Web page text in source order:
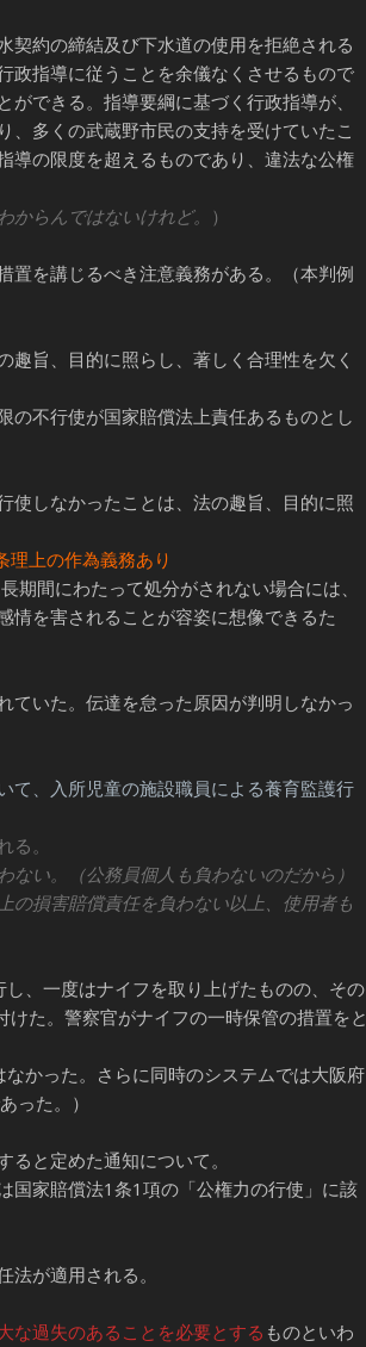
約の締結及び下水道の使用を拒絶される
政指導に従うことを余儀なくさせるもので
できる。指導要綱に基づく行政指導が、
多くの武蔵野市民の支持を受けていたこ
導の限度を超えるものであり、違法な公権
らんではないけれど。 ）
を講じるべき注意義務がある。（本判例
旨、目的に照らし、著しく合理性を欠く
不行使が国家賠償法上責任あるものとし
しなかったことは、法の趣旨、目的に照
理上の作為義務あり
間にわたって処分がされない場合には、
情を害されることが容姿に想像できるた
ていた。伝達を怠った原因が判明しなかっ
て、入所児童の施設職員による養育監護行
。
い。（公務員個人も負わないのだから）
の損害賠償責任を負わない以上、使用者も
、一度はナイフを取り上げたものの、その
た。警察官がナイフの一時保管の措置をと
かった。さらに同時のシステムでは大阪府
った。）
と定めた通知について。
国家賠償法1条1項の「公権力の行使」に該
が適用される。
な過失のあることを必要とする ものといわ